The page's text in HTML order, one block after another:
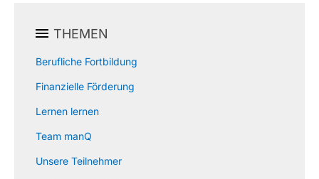
THEMEN
Berufliche Fortbildung
Finanzielle Förderung
Lernen lernen
Team manQ
Unsere Teilnehmer